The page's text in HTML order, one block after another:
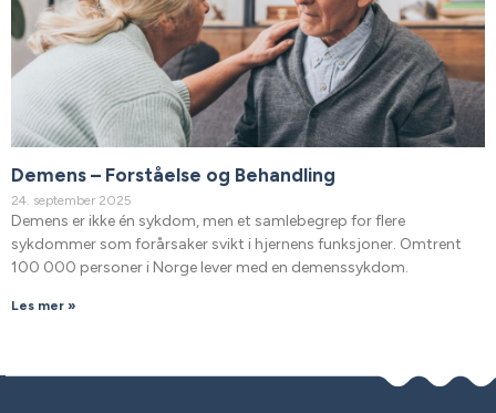
Demens – Forståelse og Behandling
24. september 2025
Demens er ikke én sykdom, men et samlebegrep for flere
sykdommer som forårsaker svikt i hjernens funksjoner. Omtrent
100 000 personer i Norge lever med en demenssykdom.
Les mer »